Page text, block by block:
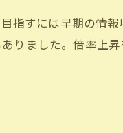
指すには早期の情
りました。倍率上